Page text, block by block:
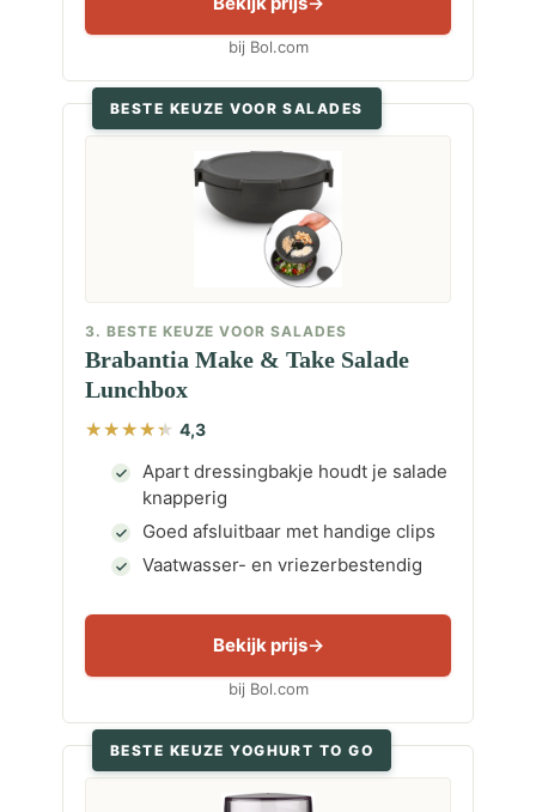
bij Bol.com
BESTE KEUZE VOOR SALADES
3. BESTE KEUZE VOOR SALADES
Brabantia Make & Take Salade
Lunchbox
4,3
Apart dressingbakje houdt je salade
knapperig
Goed afsluitbaar met handige clips
Vaatwasser- en vriezerbestendig
Bekijk prijs
bij Bol.com
BESTE KEUZE YOGHURT TO GO